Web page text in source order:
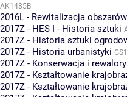
AK1485B
2016L - Rewitalizacja
2017Z - HES I - Historia sztuki
2017Z - Historia sztuki
2017Z - Historia urbanistyki
2017Z - Konserwacja i
2017Z - Kształtowanie
2017Z - Kształtowanie